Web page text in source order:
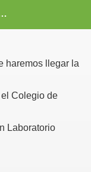
profesionales, homologador, homologar, BMW, e36, e30, M3, Mitsubishi Evo, Subaru Impreza, Patrol, precio, económico,barato, Guipúzcoa
haremos llegar la
Colegio de